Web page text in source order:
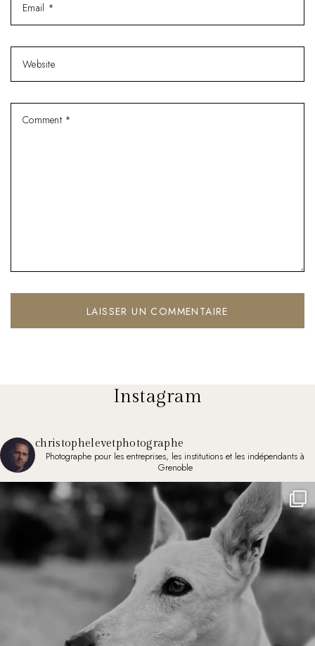
Instagram
christophelevetphotographe
Photographe pour les entreprises, les institutions et les indépendants à
Grenoble